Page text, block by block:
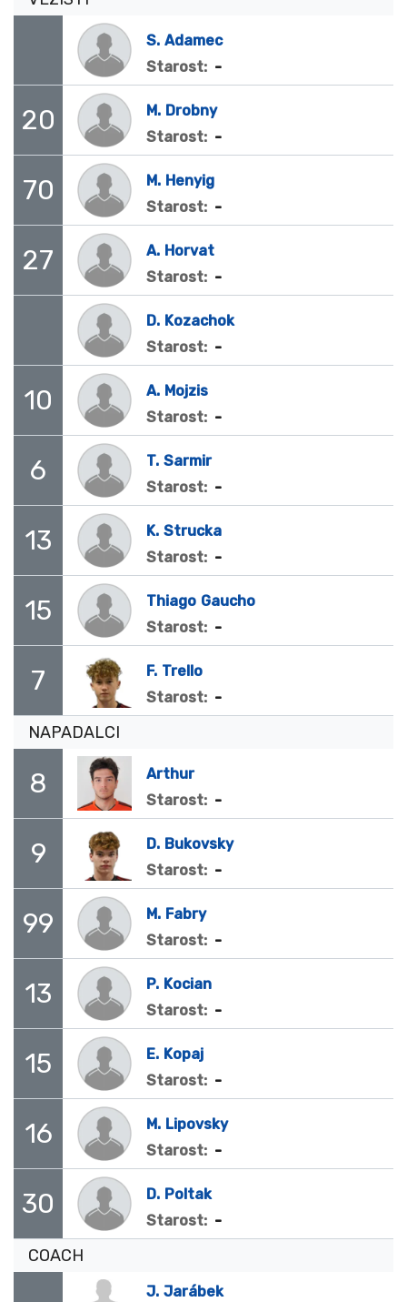
S. Adamec
Starost: -
20 M. Drobny
Starost: -
70 M. Henyig
Starost: -
27 A. Horvat
Starost: -
D. Kozachok
Starost: -
10 A. Mojzis
Starost: -
6 T. Sarmir
Starost: -
13 K. Strucka
Starost: -
15 Thiago Gaucho
Starost: -
7 F. Trello
Starost: -
NAPADALCI
8
Arthur
Starost: -
9 D. Bukovsky
Starost: -
99 M. Fabry
Starost: -
13 P. Kocian
Starost: -
15 E. Kopaj
Starost: -
16 M. Lipovsky
Starost: -
30 D. Poltak
Starost: -
COACH
J. Jarábek